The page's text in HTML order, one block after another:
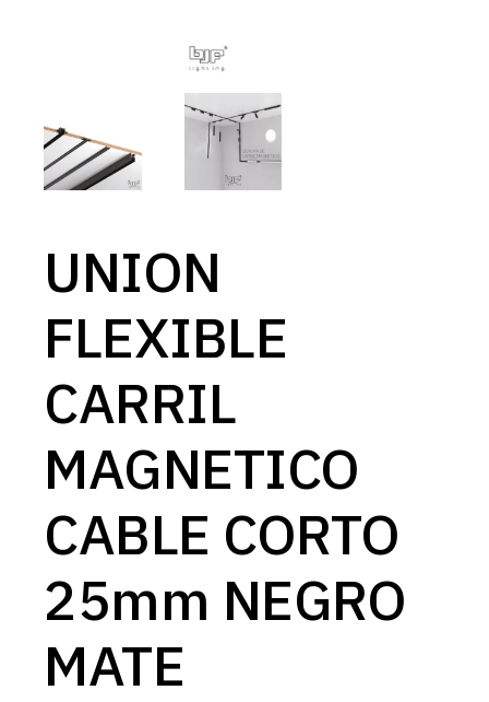
UNION
FLEXIBLE
CARRIL
MAGNETICO
CABLE CORTO
25mm NEGRO
MATE